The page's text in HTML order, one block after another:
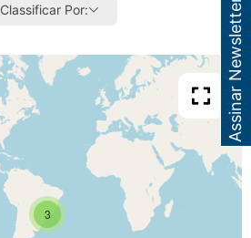
Classificar Por:
3
Assinar Newsletter